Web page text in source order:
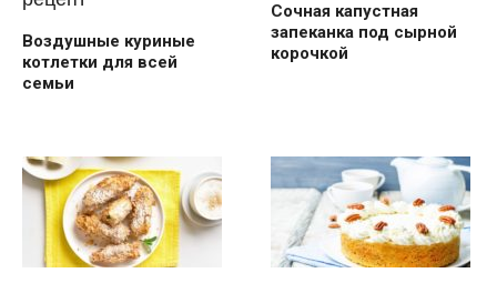
Воздушные куриные
котлетки для всей
семьи
Сочная капустная
запеканка под сырной
корочкой